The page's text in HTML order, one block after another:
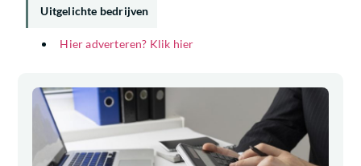
Uitgelichte bedrijven
Hier adverteren? Klik hier